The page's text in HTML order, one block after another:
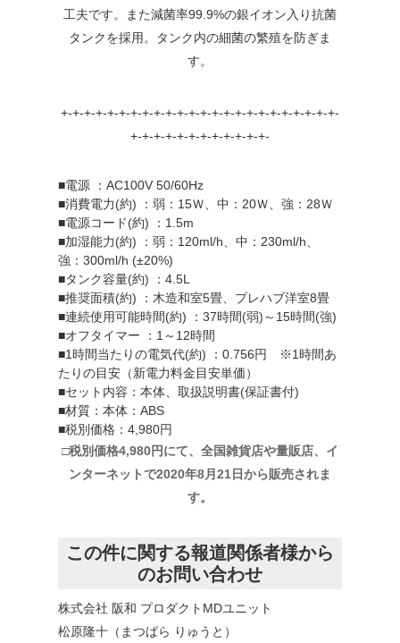
工夫です。また減菌率99.9%の銀イオン入り抗菌
タンクを採用。タンク内の細菌の繁殖を防ぎま
す。
+-+-+-+-+-+-+-+-+-+-+-+-+-+-+-+-+-+-+-+-+-+-+-+-
+-+-+-+-+-+-+-+-+-+-+-+-
■電源 ：AC100V 50/60Hz
■消費電力(約) ：弱：15Ｗ、中：20Ｗ、強：28Ｗ
■電源コード(約) ：1.5m
■加湿能力(約) ：弱：120ml/h、中：230ml/h、
強：300ml/h (±20%)
■タンク容量(約) ：4.5L
■推奨面積(約) ：木造和室5畳、プレハブ洋室8畳
■連続使用可能時間(約) ：37時間(弱)～15時間(強)
■オフタイマー ：1～12時間
■1時間当たりの電気代(約) ：0.756円 ※1時間あ
たりの目安（新電力料金目安単価）
■セット内容：本体、取扱説明書(保証書付)
■材質：本体：ABS
■税別価格：4,980円
□税別価格4,980円にて、全国雑貨店や量販店、イ
ンターネットで2020年8月21日から販売されま
す。
この件に関する報道関係者様から
のお問い合わせ
株式会社 阪和 プロダクトMDユニット
松原隆十（まつばら りゅうと）